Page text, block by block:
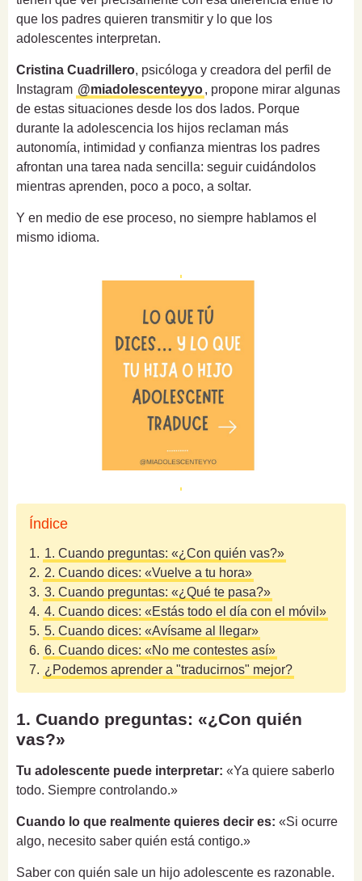
que los padres quieren transmitir y lo que los
adolescentes interpretan.
Cristina Cuadrillero, psicóloga y creadora del perfil de
Instagram @miadolescenteyyo, propone mirar algunas
de estas situaciones desde los dos lados. Porque
durante la adolescencia los hijos reclaman más
autonomía, intimidad y confianza mientras los padres
afrontan una tarea nada sencilla: seguir cuidándolos
mientras aprenden, poco a poco, a soltar.
Y en medio de ese proceso, no siempre hablamos el
mismo idioma.
Índice
1. 1. Cuando preguntas: «¿Con quién vas?»
2. 2. Cuando dices: «Vuelve a tu hora»
3. 3. Cuando preguntas: «¿Qué te pasa?»
4. 4. Cuando dices: «Estás todo el día con el móvil»
5. 5. Cuando dices: «Avísame al llegar»
6. 6. Cuando dices: «No me contestes así»
7. ¿Podemos aprender a "traducirnos" mejor?
1. Cuando preguntas: «¿Con quién
vas?»
Tu adolescente puede interpretar: «Ya quiere saberlo
todo. Siempre controlando.»
Cuando lo que realmente quieres decir es: «Si ocurre
algo, necesito saber quién está contigo.»
Saber con quién sale un hijo adolescente es razonable.